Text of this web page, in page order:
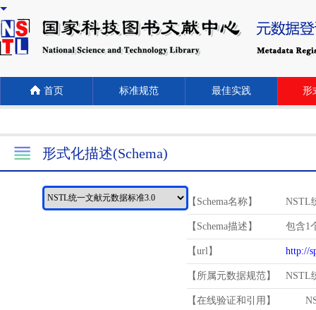
首页 标准规范 最佳实践 形
形式化描述(Schema)
【Schema名称】 NSTL
【Schema描述】 包含1
【url】 http://
【所属元数据规范】 NSTL
【在线验证和引用】